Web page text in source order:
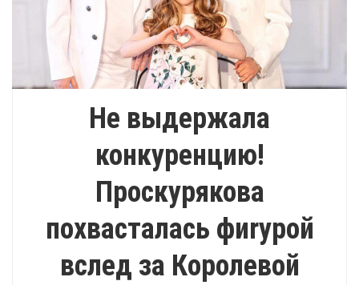
Не выдержала
конкуренцию!
Проскурякова
похвасталась фиrypой
вслед за Королевой